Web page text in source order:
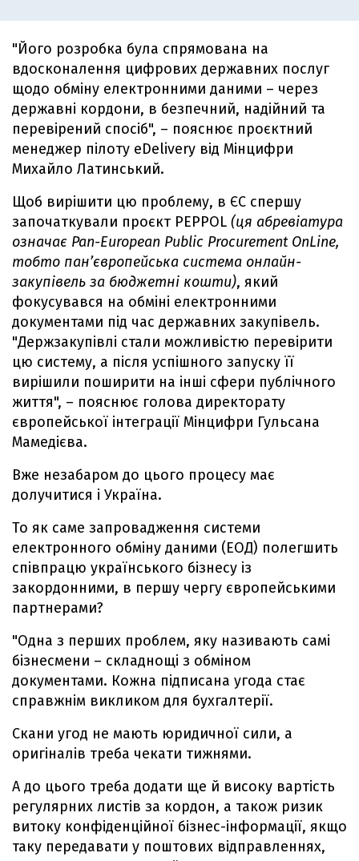
"Його розробка була спрямована на
вдосконалення цифрових державних послуг
щодо обміну електронними даними – через
державні кордони, в безпечний, надійний та
перевірений спосіб", – пояснює проєктний
менеджер пілоту eDelivery від Мінцифри
Михайло Латинський.
Щоб вирішити цю проблему, в ЄС спершу
започаткували проєкт PEPPOL (ця абревіатура
означає Pan-European Public Procurement OnLine,
тобто пан’європейська система онлайн-
закупівель за бюджетні кошти), який
фокусувався на обміні електронними
документами під час державних закупівель.
"Держзакупівлі стали можливістю перевірити
цю систему, а після успішного запуску її
вирішили поширити на інші сфери публічного
життя", – пояснює голова директорату
європейської інтеграції Мінцифри Гульсана
Мамедієва.
Вже незабаром до цього процесу має
долучитися і Україна.
То як саме запровадження системи
електронного обміну даними (ЕОД) полегшить
співпрацю українського бізнесу із
закордонними, в першу чергу європейськими
партнерами?
"Одна з перших проблем, яку називають самі
бізнесмени – складнощі з обміном
документами. Кожна підписана угода стає
справжнім викликом для бухгалтерії.
Скани угод не мають юридичної сили, а
оригіналів треба чекати тижнями.
А до цього треба додати ще й високу вартість
регулярних листів за кордон, а також ризик
витоку конфіденційної бізнес-інформації, якщо
таку передавати у поштових відправленнях,